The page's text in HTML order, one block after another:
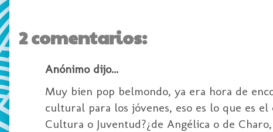
2 comentarios:
Anónimo dijo...
Muy bien pop belmondo, ya era hora de
cultural para los jóvenes, eso es lo que es
Cultura o Juventud?¿de Angélica o de